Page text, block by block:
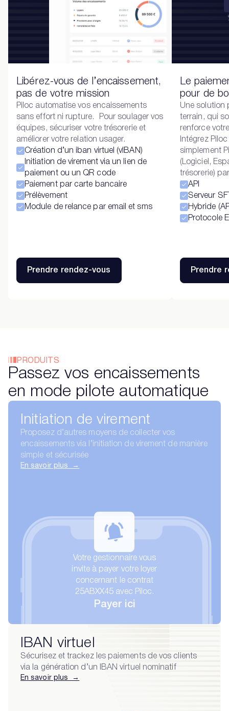
Libérez-vous de l’encaissement,
pas de votre mission
Piloc automatise vos encaissements
sans effort ni rupture. Pour soulager vos
équipes, sécuriser votre trésorerie et
améliorer votre relation usager.
Création d’un iban virtuel (vIBAN)
Initiation de virement via un lien de
paiement ou un QR code
Paiement par carte bancaire
Prélèvement
Module de relance par email et sms
Prendre rendez-vous
Le
pour de
Une solution
terrain, qui
renforce
Intégrez
simplement
(Logiciel,
trésorerie)
API
Serveur
Hybride
Protocole
Prendre
PRODUITS
Passez vos encaissements
en mode pilote automatique
Initiation de virement
Proposez d’autres moyens de collecter vos
encaissements via l’initiation de virement de manière
simple et sécurisée
En savoir plus →
IBAN virtuel
Sécurisez et trackez les paiements de vos clients
via la génération d’un IBAN virtuel nominatif
En savoir plus →